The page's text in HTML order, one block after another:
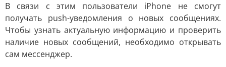
В связи с этим пользователи iPhone не смогут
получать push-уведомления о новых сообщениях.
Чтобы узнать актуальную информацию и проверить
наличие новых сообщений, необходимо открывать
сам мессенджер.